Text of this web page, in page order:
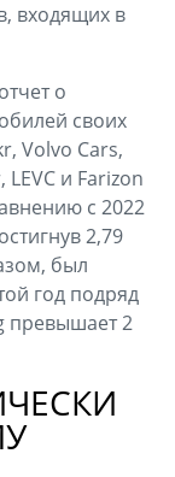
входящих в
о
своих
Volvo Cars,
и Farizon
с 2022
2,79
был
год подряд
превышает 2